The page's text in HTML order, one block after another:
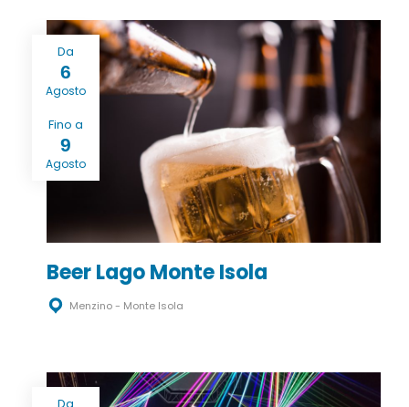
Da
6
Agosto
Fino a
9
Agosto
Beer Lago Monte Isola
Menzino - Monte Isola